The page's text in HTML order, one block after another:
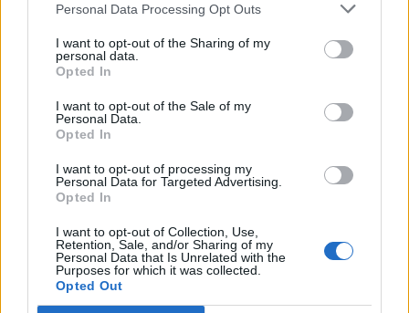
Personal Data Processing Opt Outs
I want to opt-out of the Sharing of my
personal data.
Opted In
I want to opt-out of the Sale of my
Personal Data.
Opted In
I want to opt-out of processing my
Personal Data for Targeted Advertising.
Opted In
I want to opt-out of Collection, Use,
Retention, Sale, and/or Sharing of my
Personal Data that Is Unrelated with the
Purposes for which it was collected.
Opted Out
VAI ALLA VERSIONE CLASSICA